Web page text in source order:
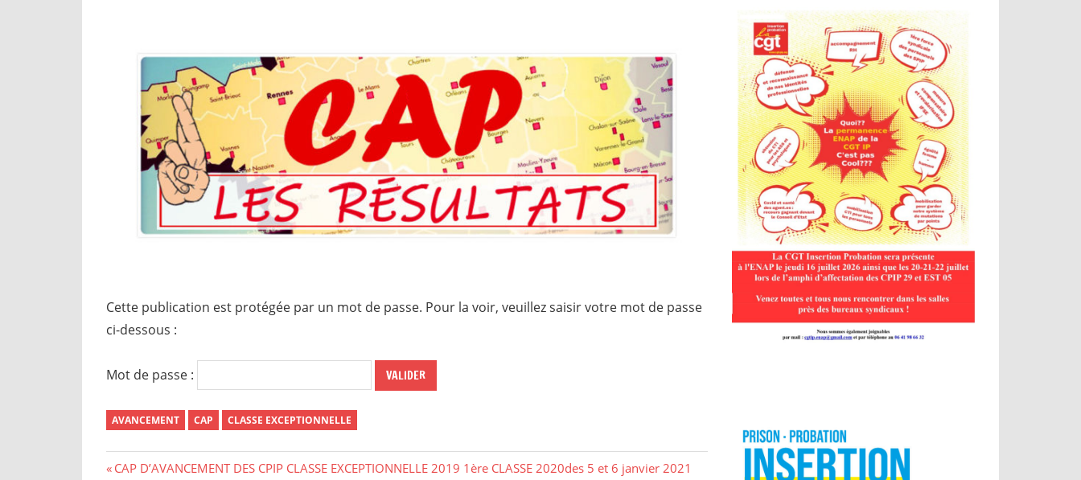
Cette publication est protégée par un mot de passe. Pour la voir, veuillez saisir votre mot de passe
ci-dessous :
Mot de passe :
AVANCEMENT CAP CLASSE EXCEPTIONNELLE
CAP D’AVANCEMENT DES CPIP CLASSE EXCEPTIONNELLE 2019 1ère CLASSE 2020des 5 et 6 janvier 2021